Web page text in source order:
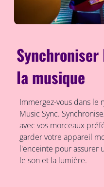
la musique
Immergez-vous dans le
Music Sync.
avec vos morceaux
garder votre appareil
l'enceinte pour assurer
le son et la lumière.